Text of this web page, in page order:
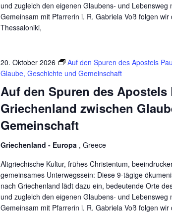
und zugleich den eigenen Glaubens- und Lebensweg
Gemeinsam mit Pfarrerin i. R. Gabriela Voß folgen
Thessaloniki,
Auf den Spuren des Apostels
Griechenland zwischen
Gemeinschaft
20. Oktober 2026
Auf den Spuren des Apostels
Glaube, Geschichte und Gemeinschaft
Griechenland - Europa , Greece
Altgriechische Kultur, frühes Christentum,
gemeinsames Unterwegssein: Diese 9-tägige
nach Griechenland lädt dazu ein, bedeutende Orte
und zugleich den eigenen Glaubens- und Lebensweg
Gemeinsam mit Pfarrerin i. R. Gabriela Voß folgen